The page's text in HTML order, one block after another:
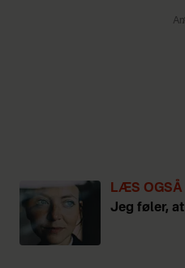
LÆS OGSÅ
Jeg føler,